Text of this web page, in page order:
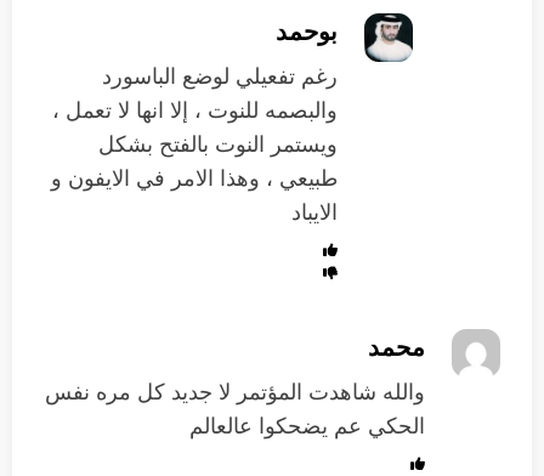
بوحمد
رغم تفعيلي لوضع الباسورد
والبصمه للنوت ، إلا انها لا تعمل ،
ويستمر النوت بالفتح بشكل
طبيعي ، وهذا الامر في الايفون و
الايباد
محمد
والله شاهدت المؤتمر لا جديد كل مره نفس
الحكي عم يضحكوا عالعالم